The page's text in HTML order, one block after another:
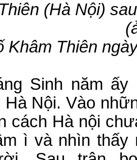
(Hà Nội)
Khâm Thiên
Sinh năm
Hà Nội. Vào
cách Hà nội
ì và nhìn